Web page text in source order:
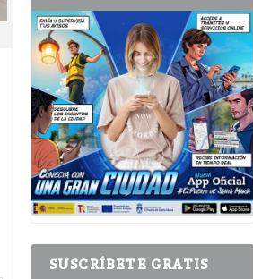
SUSCRÍBETE GRATIS